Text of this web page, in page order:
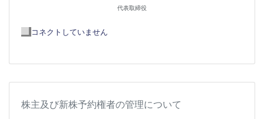
代表取締役
コネクトしていません
株主及び新株予約権者の管理について